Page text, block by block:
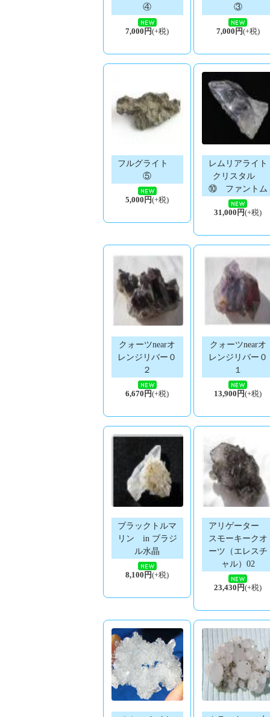
④
7,000円(+税)
③
7,000円(+税)
フルグライト
⑤
5,000円(+税)
レムリアライト
クリスタル
⑩ ファントム
31,000円(+税)
クォーツnearオ
レンジリバー０
２
6,670円(+税)
クォーツnearオ
レンジリバー０
１
13,900円(+税)
ブラックトルマ
リン in ブラジ
ル水晶
8,100円(+税)
アリゲーター
スモーキークオ
ーツ（エレスチ
ャル）02
23,430円(+税)